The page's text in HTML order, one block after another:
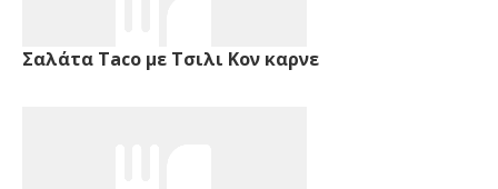
Σαλάτα Taco με Τσιλι Κον καρνε